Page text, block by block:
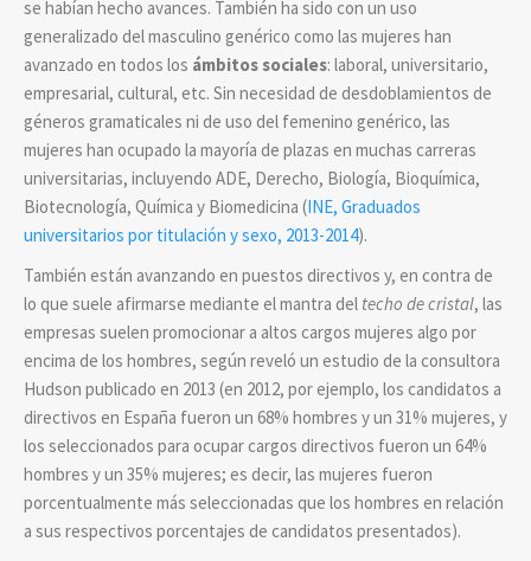
se habían hecho avances. También ha sido con un uso
generalizado del masculino genérico como las mujeres han
avanzado en todos los ámbitos sociales: laboral, universitario,
empresarial, cultural, etc. Sin necesidad de desdoblamientos de
géneros gramaticales ni de uso del femenino genérico, las
mujeres han ocupado la mayoría de plazas en muchas carreras
universitarias, incluyendo ADE, Derecho, Biología, Bioquímica,
Biotecnología, Química y Biomedicina (INE, Graduados
universitarios por titulación y sexo, 2013-2014).
También están avanzando en puestos directivos y, en contra de
lo que suele afirmarse mediante el mantra del techo de cristal, las
empresas suelen promocionar a altos cargos mujeres algo por
encima de los hombres, según reveló un estudio de la consultora
Hudson publicado en 2013 (en 2012, por ejemplo, los candidatos a
directivos en España fueron un 68% hombres y un 31% mujeres, y
los seleccionados para ocupar cargos directivos fueron un 64%
hombres y un 35% mujeres; es decir, las mujeres fueron
porcentualmente más seleccionadas que los hombres en relación
a sus respectivos porcentajes de candidatos presentados).